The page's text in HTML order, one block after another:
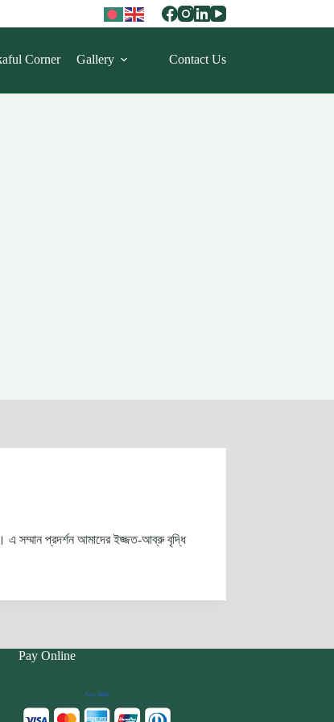
Corner Gallery Contact Us
প্রদর্শন আমাদের ইজ্জত-আব্রু বৃদ্ধি
Pay Online